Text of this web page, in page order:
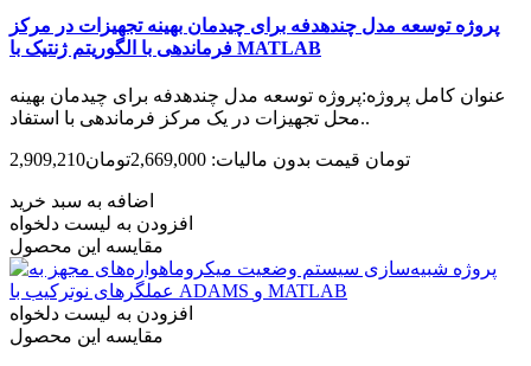
پروژه توسعه مدل چندهدفه برای چیدمان بهینه تجهیزات در مرکز
فرماندهی با الگوریتم ژنتیک با MATLAB
عنوان کامل پروژه:پروژه توسعه مدل چندهدفه برای چیدمان بهینه
محل تجهیزات در یک مرکز فرماندهی با استفاد..
2,909,210تومان قیمت بدون مالیات: 2,669,000تومان
اضافه به سبد خرید
افزودن به لیست دلخواه
مقایسه این محصول
افزودن به لیست دلخواه
مقایسه این محصول